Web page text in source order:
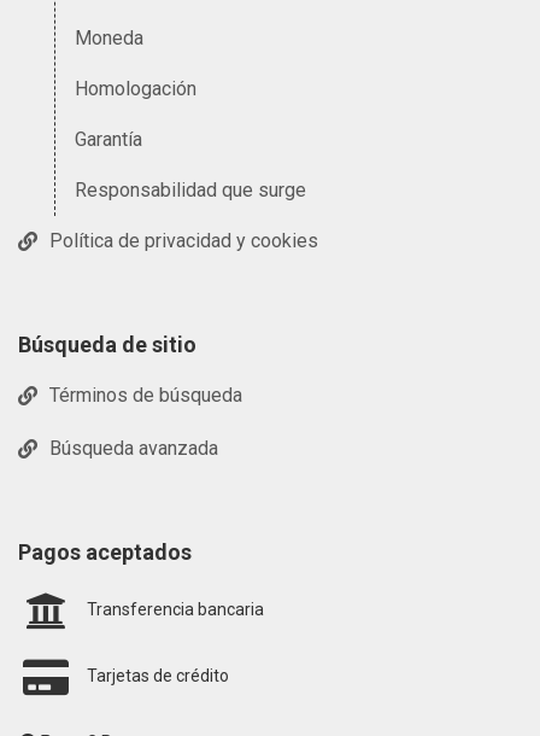
Moneda
Homologación
Garantía
Responsabilidad que surge
Política de privacidad y cookies
Búsqueda de sitio
Términos de búsqueda
Búsqueda avanzada
Pagos aceptados
Transferencia bancaria
Tarjetas de crédito